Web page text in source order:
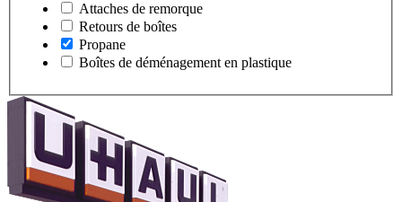
Attaches de remorque
Retours de boîtes
Propane
Boîtes de déménagement en plastique